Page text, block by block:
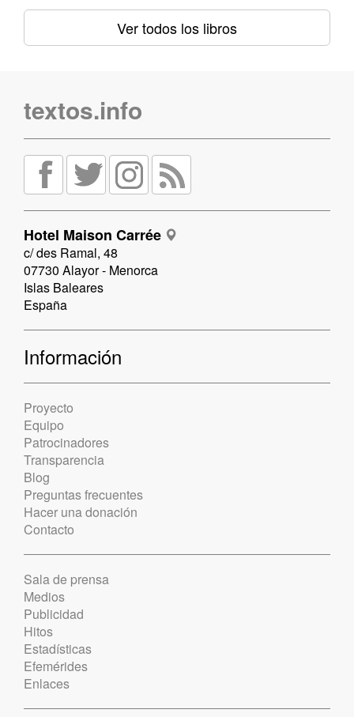
Ver todos los libros
textos.info
Hotel Maison Carrée
c/ des Ramal, 48
07730 Alayor - Menorca
Islas Baleares
España
Información
Proyecto
Equipo
Patrocinadores
Transparencia
Blog
Preguntas frecuentes
Hacer una donación
Contacto
Sala de prensa
Medios
Publicidad
Hitos
Estadísticas
Efemérides
Enlaces